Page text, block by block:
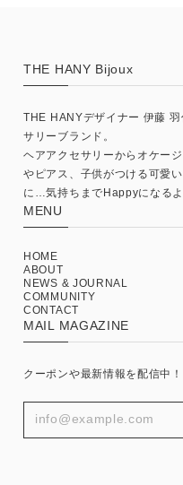
THE HANY Bijoux
THE HANYデザイナー 伊藤
サリーブランド。
ヘアアクセサリーからオケー
やピアス、子供がつける可愛
に…気持ちまでHappyになる
MENU
HOME
ABOUT
NEWS & JOURNAL
COMMUNITY
CONTACT
MAIL MAGAZINE
クーポンや最新情報を配信中！